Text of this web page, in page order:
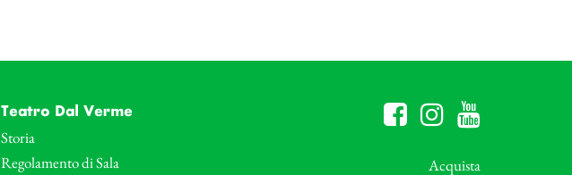
Teatro Dal Verme
Storia
Regolamento di Sala
Acquista